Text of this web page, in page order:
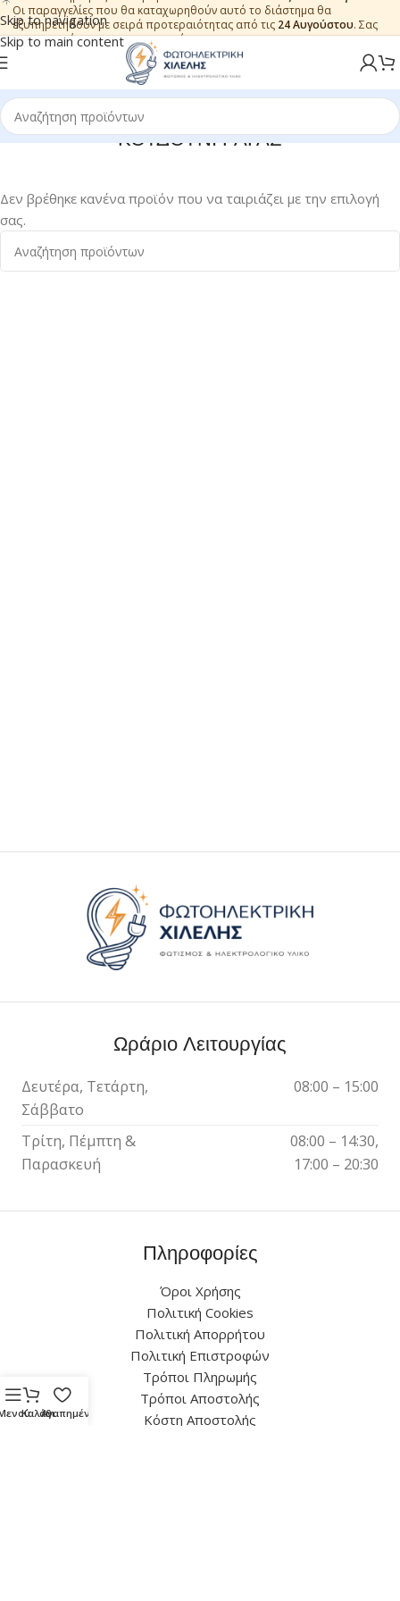
Skip to navigation
Skip to main content
Οι παραγγελίες που θα καταχωρηθούν αυτό το διάστημα θα
εξυπηρετηθούν με σειρά προτεραιότητας από τις 24 Αυγούστου. Σας
ευχαριστούμε για την εμπιστοσύνη.
ΚΟΥΔΟΥΝΙ ΡΑΓΑΣ
Δεν βρέθηκε κανένα προϊόν που να ταιριάζει με την επιλογή
σας.
Ωράριο Λειτουργίας
Δευτέρα, Τετάρτη,
Σάββατο
08:00 – 15:00
Τρίτη, Πέμπτη &
Παρασκευή
08:00 – 14:30,
17:00 – 20:30
Πληροφορίες
Όροι Χρήσης
Πολιτική Cookies
Πολιτική Απορρήτου
Πολιτική Επιστροφών
Τρόποι Πληρωμής
Τρόποι Αποστολής
Κόστη Αποστολής
ΚαλάθιΑγαπημένα